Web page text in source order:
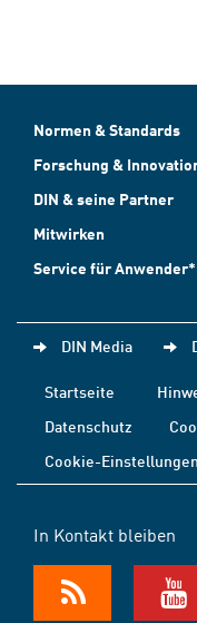
Normen & Standards
Forschung &
DIN & seine Partner
Mitwirken
Service für
DIN Media
Startseite
Datenschutz
Cookie-Einstellungen
In Kontakt bleiben